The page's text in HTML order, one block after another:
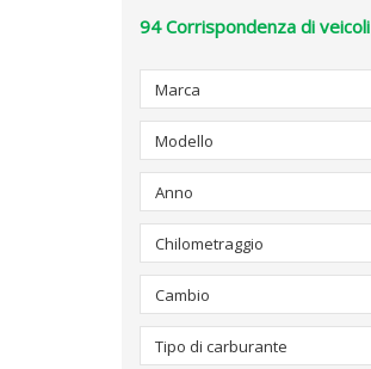
94 Corrispondenza di veicoli
Marca
Modello
Anno
Chilometraggio
Cambio
Tipo di carburante